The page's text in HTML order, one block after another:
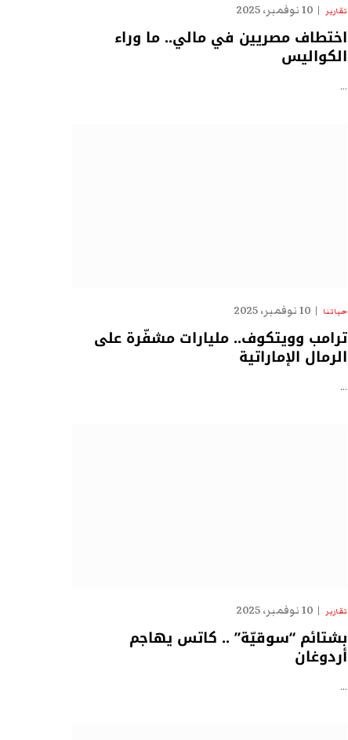
تقارير 10 نوفمبر، 2025
اختطاف مصريين في مالي.. ما وراء
الكواليس
…
حياتنا 10 نوفمبر، 2025
ترامب وويتكوف.. مليارات مشفّرة على
الرمال الإماراتية
…
تقارير 10 نوفمبر، 2025
بشتائم “سوقيّة” .. كاتس يهاجم
أردوغان
…